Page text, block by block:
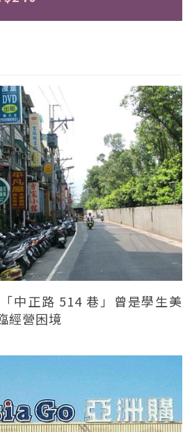
中正路 514 巷」曾是學生美
經營困境